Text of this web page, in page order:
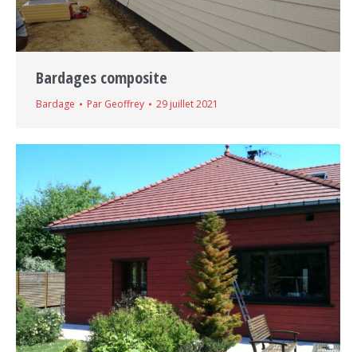
Bardages composite
Bardage Par Geoffrey 29 juillet 2021